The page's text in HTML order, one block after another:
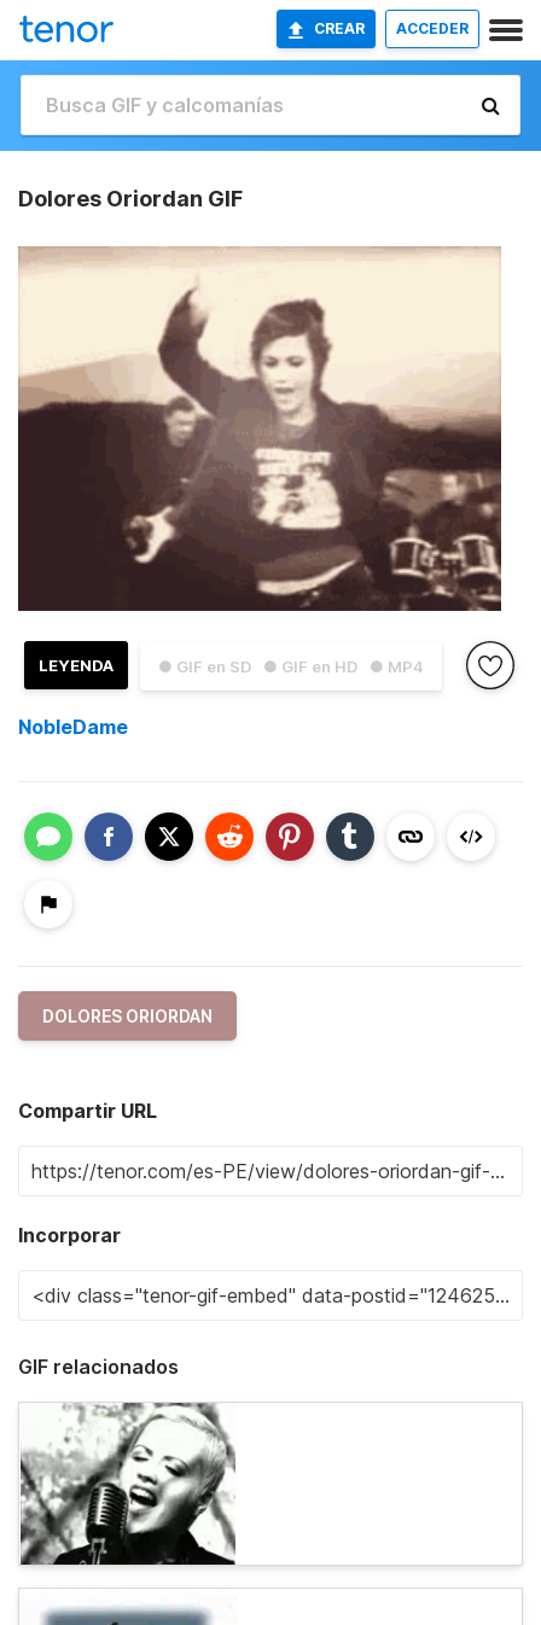
CREAR ACCEDER
Dolores Oriordan GIF
● GIF en SD ● GIF en HD ● MP4
LEYENDA
NobleDame
DOLORES ORIORDAN
Compartir URL
Incorporar
GIF relacionados